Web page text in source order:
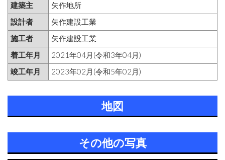
建築主
矢作地所
設計者
矢作建設工業
施工者
矢作建設工業
着工年月
2021年04月(令和3年04月)
竣工年月
2023年02月(令和5年02月)
地図
その他の写真